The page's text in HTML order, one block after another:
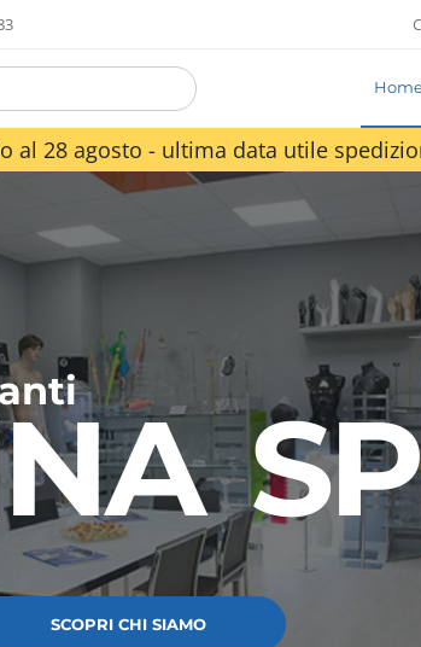
al 28 agosto - ultima data utile